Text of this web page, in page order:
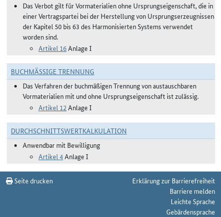
Das Verbot gilt für Vormaterialien ohne Ursprungseigenschaft, die in
einer Vertragspartei bei der Herstellung von Ursprungserzeugnissen
der Kapitel 50 bis 63 des Harmonisierten Systems verwendet
worden sind.
Artikel 16Anlage I
BUCHMÄSSIGE TRENNUNG
Das Verfahren der buchmäßigen Trennung von austauschbaren
Vormaterialien mit und ohne Ursprungseigenschaft ist zulässig.
Artikel 12 Anlage I
DURCHSCHNITTSWERTKALKULATION
Anwendbar mit Bewilligung
Artikel 4Anlage I
Seite drucken
Erklärung zur Barrierefreiheit
Barriere melden
Leichte Sprache
Gebärdensprache